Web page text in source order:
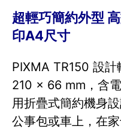
超輕巧簡約外型
印A4尺寸
PIXMA TR150 設
210 x 66 mm，含
用折疊式簡約機身
公事包或車上，在